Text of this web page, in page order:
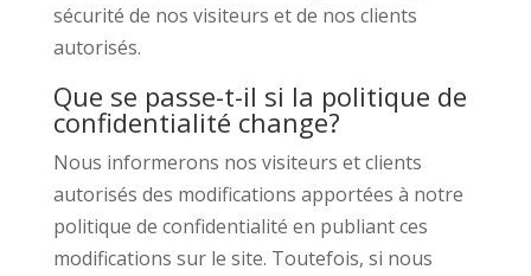
sécurité de nos visiteurs et de nos clients
autorisés.
Que se passe-t-il si la politique de
confidentialité change?
Nous informerons nos visiteurs et clients
autorisés des modifications apportées à notre
politique de confidentialité en publiant ces
modifications sur le site. Toutefois, si nous